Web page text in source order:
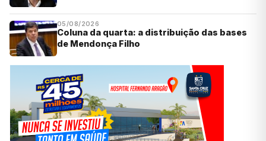
05/08/2026
Coluna da quarta: a distribuição das bases
de Mendonça Filho